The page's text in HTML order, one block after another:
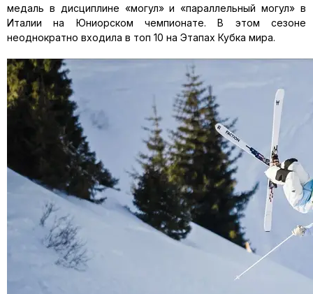
медаль в дисциплине «могул» и «параллельный могул» в
Италии на Юниорском чемпионате. В этом сезоне
неоднократно входила в топ 10 на Этапах Кубка мира.